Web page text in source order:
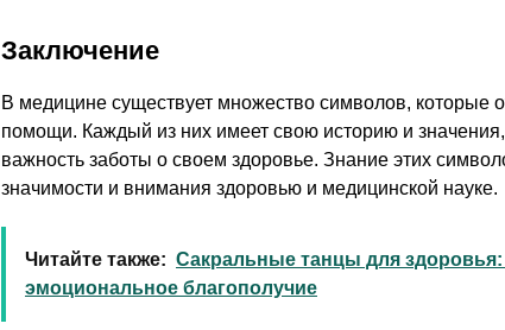
Заключение
В медицине существует множество символов, которые
помощи. Каждый из них имеет свою историю и
важность заботы о своем здоровье. Знание этих
значимости и внимания здоровью и медицинской науке.
Читайте также: Сакральные танцы для
эмоциональное благополучие